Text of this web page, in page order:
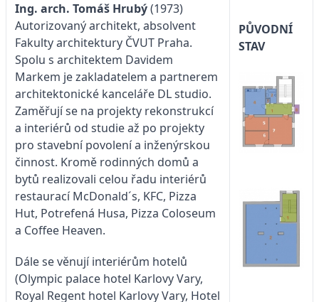
Ing. arch. Tomáš Hrubý(1973)
Autorizovaný architekt, absolvent
Fakulty architektury ČVUT Praha.
Spolu s architektem Davidem
Markem je zakladatelem a partnerem
architektonické kanceláře DL studio.
Zaměřují se na projekty rekonstrukcí
a interiérů od studie až po projekty
pro stavební povolení a inženýrskou
činnost. Kromě rodinných domů a
bytů realizovali celou řadu interiérů
restaurací McDonald´s, KFC, Pizza
Hut, Potrefená Husa, Pizza Coloseum
a Coffee Heaven.
Dále se věnují interiérům hotelů
(Olympic palace hotel Karlovy Vary,
Royal Regent hotel Karlovy Vary, Hotel
PŮVODNÍ
STAV